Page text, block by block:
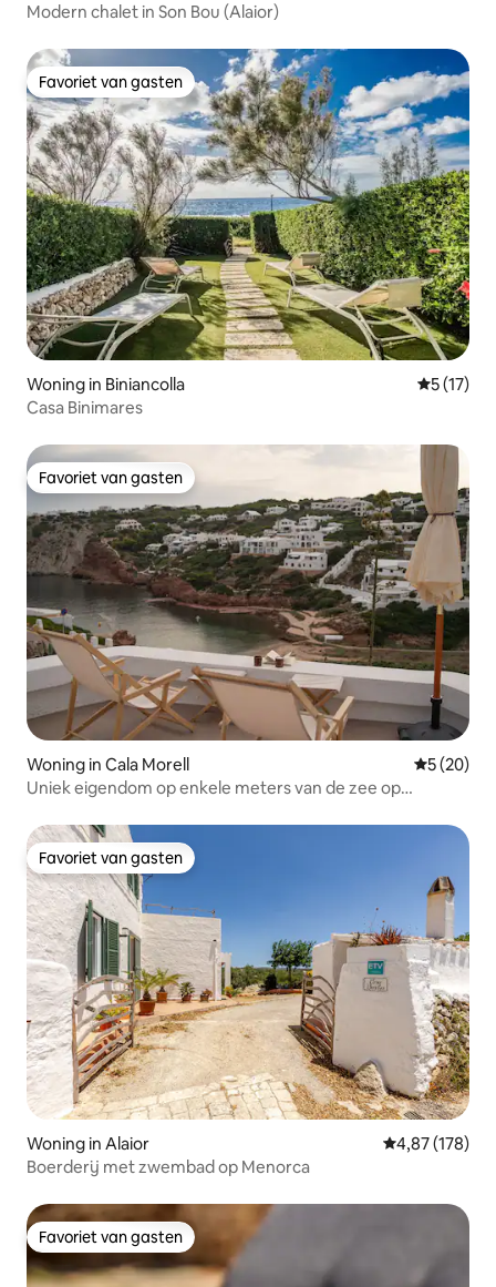
Modern chalet in Son Bou (Alaior)
Favoriet van gasten
Favoriet van gasten
Woning in Biniancolla
5 (17)
Casa Binimares
Favoriet van gasten
Favoriet van gasten
Woning in Cala Morell
5 (20)
Uniek eigendom op enkele meters van de zee op
Favoriet van gasten
Favoriet van gasten
Woning in Alaior Gemiddelde
4,87 (178)
Boerderij met zwembad op Menorca
Favoriet van gasten
Favoriet van gasten